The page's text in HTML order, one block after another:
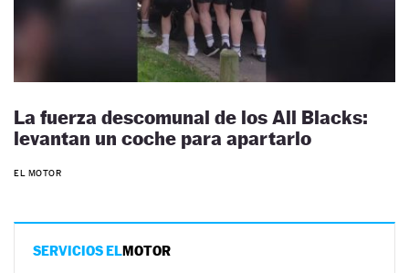
La fuerza descomunal de los All Blacks:
levantan un coche para apartarlo
EL MOTOR
SERVICIOS ELMOTOR